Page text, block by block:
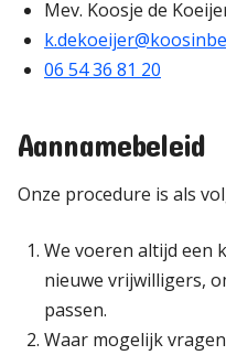
Mev. Koosje de
06 54 36 81 20
Aannamebeleid
Onze procedure is als
We voeren altijd een
nieuwe vrijwilligers,
passen.
Waar mogelijk